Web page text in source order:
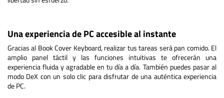
Una experiencia de PC accesible al instante
Gracias al Book Cover Keyboard, realizar tus tareas será pan comido. El
amplio panel táctil y las funciones intuitivas te ofrecerán una
experiencia fluida y agradable en tu día a día. También puedes pasar al
modo DeX con un solo clic para disfrutar de una auténtica experiencia
de PC.